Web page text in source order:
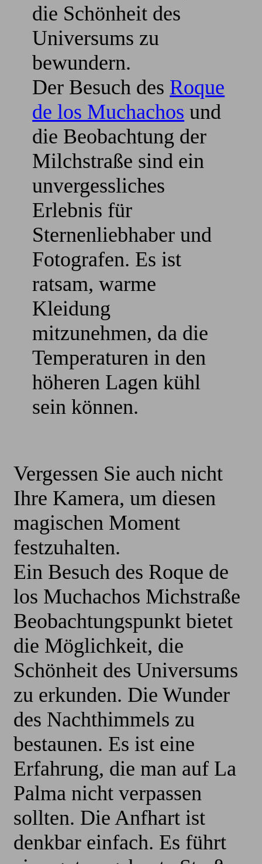
die Schönheit des
Universums zu
bewundern.
Der Besuch des Roque
de los Muchachos und
die Beobachtung der
Milchstraße sind ein
unvergessliches
Erlebnis für
Sternenliebhaber und
Fotografen. Es ist
ratsam, warme
Kleidung
mitzunehmen, da die
Temperaturen in den
höheren Lagen kühl
sein können.
Vergessen Sie auch nicht
Ihre Kamera, um diesen
magischen Moment
festzuhalten.
Ein Besuch des Roque de
los Muchachos Michstraße
Beobachtungspunkt bietet
die Möglichkeit, die
Schönheit des Universums
zu erkunden. Die Wunder
des Nachthimmels zu
bestaunen. Es ist eine
Erfahrung, die man auf La
Palma nicht verpassen
sollten. Die Anfhart ist
denkbar einfach. Es führt